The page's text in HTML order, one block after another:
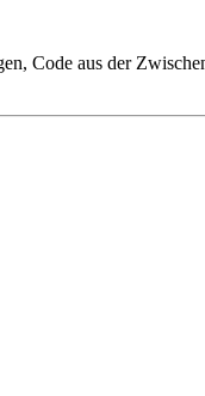
Code aus der